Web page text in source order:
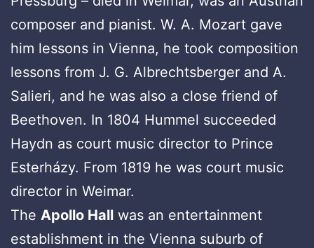
composer and pianist. W. A. Mozart gave
him lessons in Vienna, he took composition
lessons from J. G. Albrechtsberger and A.
Salieri, and he was also a close friend of
Beethoven. In 1804 Hummel succeeded
Haydn as court music director to Prince
Esterházy. From 1819 he was court music
director in Weimar.
The Apollo Hall was an entertainment
establishment in the Vienna suburb of